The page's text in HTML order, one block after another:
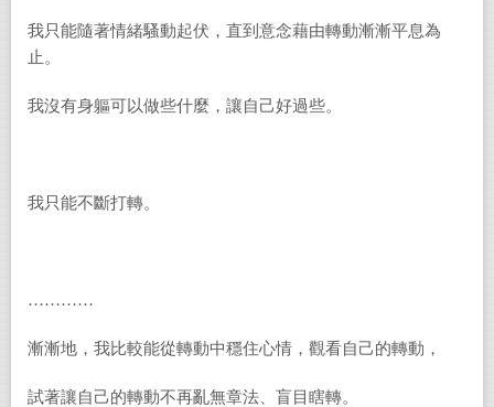
我只能隨著情緒騷動起伏，直到意念藉由轉動漸漸平息為
止。
我沒有身軀可以做些什麼，讓自己好過些。
我只能不斷打轉。
…………
漸漸地，我比較能從轉動中穩住心情，觀看自己的轉動，
試著讓自己的轉動不再亂無章法、盲目瞎轉。